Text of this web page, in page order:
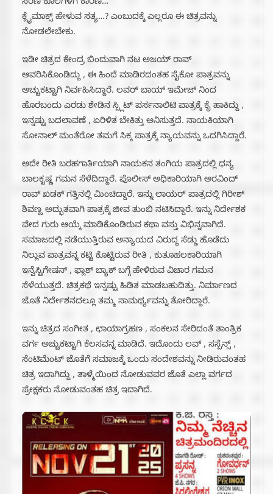
ಸರಣಿ ಕೊಲೆಗಳಿಗೆ ಕಾರಣ…
ಕ್ಲೈಮಾಕ್ಸ್ ಹೇಳುವ ಸತ್ಯ…? ಎಂಬುದಕ್ಕೆ ಎಲ್ಲರೂ ಈ ಚಿತ್ರವನ್ನು
ನೋಡಲೇಬೇಕು.
ಇಡೀ ಚಿತ್ರದ ಕೇಂದ್ರ ಬಿಂದುವಾಗಿ ನಟ ಅಜಯ್ ರಾವ್
ಆವರಿಸಿಕೊಂಡಿದ್ದು , ಈ ಹಿಂದೆ ಮಾಡಿರದಂತಹ ಸೈಕೋ ಪಾತ್ರವನ್ನು
ಅಚ್ಚುಕಟ್ಟಾಗಿ ನಿರ್ವಹಿಸಿದ್ದಾರೆ. ಲವರ್ ಬಾಯ್ ಇಮೇಜ್ ನಿಂದ
ಹೊರಬಂದು ಎರಡು ಶೇಡಿನ ಸ್ಪ್ಲಿಟ್ ಪರ್ಸನಾಲಿಟಿ ಪಾತ್ರಕ್ಕೆ ಕೈ ಹಾಕಿದ್ದು ,
ಇನ್ನಷ್ಟು ಬದಲಾವಣೆ , ಏರಿಳಿತ ಬೇಕಿತ್ತು ಅನಿಸುತ್ತದೆ. ನಾಯಕಿಯಾಗಿ
ಸೋನಾಲ್ ಮಂತೆರೋ ತಮಗೆ ಸಿಕ್ಕ ಪಾತ್ರಕ್ಕೆ ನ್ಯಾಯವನ್ನು ಒದಗಿಸಿದ್ದಾರೆ.
ಅದೇ ರೀತಿ ಬರಹಗಾರ್ತಿಯಾಗಿ ನಾಯಕನ ತಂಗಿಯ ಪಾತ್ರದಲ್ಲಿ ಧನ್ಯ
ಬಾಲಕೃಷ್ಣ ಗಮನ ಸೆಳೆದಿದ್ದಾರೆ. ಪೊಲೀಸ್ ಅಧಿಕಾರಿಯಾಗಿ ಅರವಿಂದ್
ರಾವ್ ಖಡಕ್ ಗತ್ತಿನಲ್ಲಿ ಮಿಂಚಿದ್ದಾರೆ. ಇನ್ನು ಲಾಯರ್ ಪಾತ್ರದಲ್ಲಿ ಗಿರೀಶ್
ಶಿವಣ್ಣ ಅದ್ಭುತವಾಗಿ ಪಾತ್ರಕ್ಕೆ ಜೀವ ತುಂಬಿ ನಟಿಸಿದ್ದಾರೆ. ಇನ್ನು ನಿರ್ದೇಶಕ
ವೇದ ಗುರು ಆಯ್ಕೆ ಮಾಡಿಕೊಂಡಿರುವ ಕಥಾ ವಸ್ತು ವಿಭಿನ್ನವಾಗಿದೆ.
ಸಮಾಜದಲ್ಲಿ ನಡೆಯುತ್ತಿರುವ ಅನ್ಯಾಯದ ವಿರುದ್ಧ ಸೆಡ್ಡು ಹೊಡೆದು
ನಿಲ್ಲುವ ಪಾತ್ರವನ್ನ ಕಟ್ಟಿ ಕೊಟ್ಟಿರುವ ರೀತಿ , ಕುತೂಹಲಕಾರಿಯಾಗಿ
ಇನ್ವೆಸ್ಟಿಗೇಷನ್ , ಫ್ಲಾಶ್ ಬ್ಯಾಕ್ ಬಗ್ಗೆ ಹೇಳಿರುವ ವಿಚಾರ ಗಮನ
ಸೆಳೆಯುತ್ತದೆ. ಚಿತ್ರಕಥೆ ಇನ್ನಷ್ಟು ಹಿಡಿತ ಮಾಡಬಹುದಿತ್ತು. ನಿರ್ಮಾಣದ
ಜೊತೆ ನಿರ್ದೇಶನದಲ್ಲೂ ತಮ್ಮ ಸಾಮರ್ಥ್ಯವನ್ನು ತೋರಿದ್ದಾರೆ.
ಇನ್ನು ಚಿತ್ರದ ಸಂಗೀತ , ಛಾಯಾಗ್ರಹಣ , ಸಂಕಲನ ಸೇರಿದಂತೆ ತಾಂತ್ರಿಕ
ವರ್ಗ ಅಚ್ಚುಕಟ್ಟಾಗಿ ಕೆಲಸವನ್ನ ಮಾಡಿದೆ. ಇದೊಂದು ಲವ್ , ಸಸ್ಪೆನ್ಸ್ ,
ಸೆಂಟಿಮೆಂಟ್ ಜೊತೆಗೆ ಸಮಾಜಕ್ಕೆ ಒಂದು ಸಂದೇಶವನ್ನು ನೀಡಿರುವಂತಹ
ಚಿತ್ರ ಇದಾಗಿದ್ದು , ತಾಳ್ಮೆಯಿಂದ ನೋಡುವವರ ಜೊತೆ ಎಲ್ಲಾ ವರ್ಗದ
ಪ್ರೇಕ್ಷಕರು ನೋಡುವಂತಹ ಚಿತ್ರ ಇದಾಗಿದೆ.